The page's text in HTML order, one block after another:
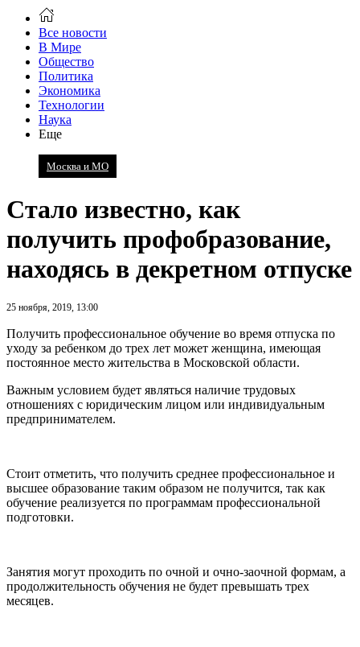
Все новости
В Мире
Общество
Политика
Экономика
Технологии
Наука
Еще
Москва и МО
Стало известно, как
получить профобразование,
находясь в декретном отпуске
25 ноября, 2019, 13:00
Получить профессиональное обучение во время отпуска по
уходу за ребенком до трех лет может женщина, имеющая
постоянное место жительства в Московской области.
Важным условием будет являться наличие трудовых
отношениях с юридическим лицом или индивидуальным
предпринимателем.
Стоит отметить, что получить среднее профессиональное и
высшее образование таким образом не получится, так как
обучение реализуется по программам профессиональной
подготовки.
Занятия могут проходить по очной и очно-заочной формам, а
продолжительность обучения не будет превышать трех
месяцев.